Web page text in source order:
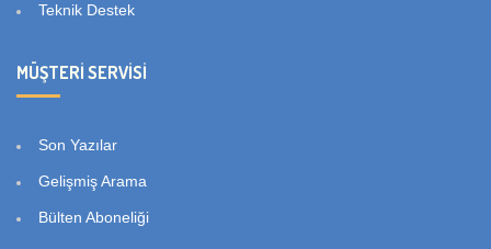
Teknik Destek
MÜŞTERI SERVISI
Son Yazılar
Gelişmiş Arama
Bülten Aboneliği